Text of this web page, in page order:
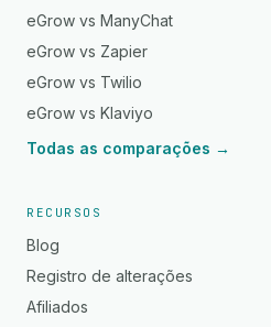
eGrow vs ManyChat
eGrow vs Zapier
eGrow vs Twilio
eGrow vs Klaviyo
Todas as comparações →
RECURSOS
Blog
Registro de alterações
Afiliados